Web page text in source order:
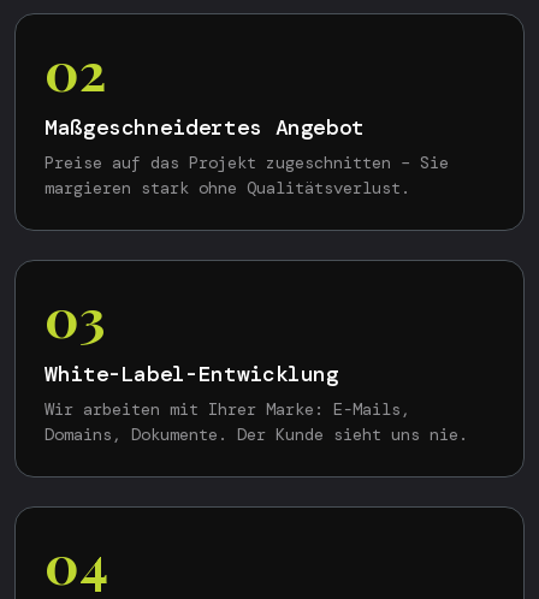
02
Maßgeschneidertes Angebot
Preise auf das Projekt zugeschnitten – Sie
margieren stark ohne Qualitätsverlust.
03
White-Label-Entwicklung
Wir arbeiten mit Ihrer Marke: E-Mails,
Domains, Dokumente. Der Kunde sieht uns nie.
04